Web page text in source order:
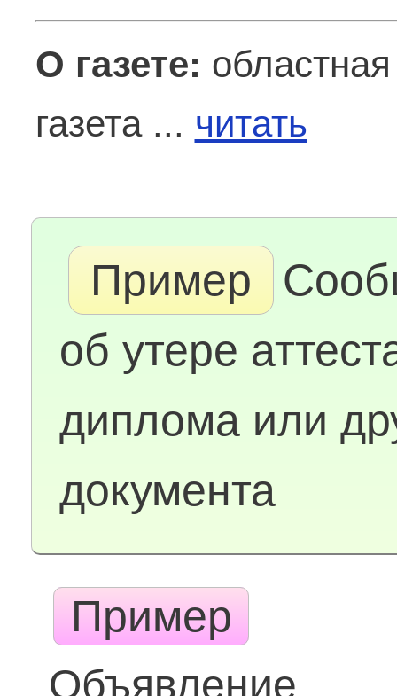
О газете:
газета ... читать
Пример
об утере
диплома или
документа
Пример
Объявление